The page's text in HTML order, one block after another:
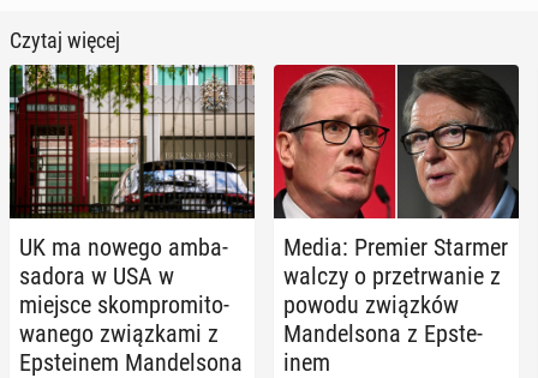
Czytaj więcej
UK ma nowego am­ba­
sa­do­ra w USA w
miejsce skom­pro­mi­to­
wa­ne­go związ­ka­mi z
Ep­ste­inem Man­del­so­na
Media: Premier Starmer
walczy o prze­trwa­nie z
powodu związ­ków
Man­del­so­na z Ep­ste­
inem